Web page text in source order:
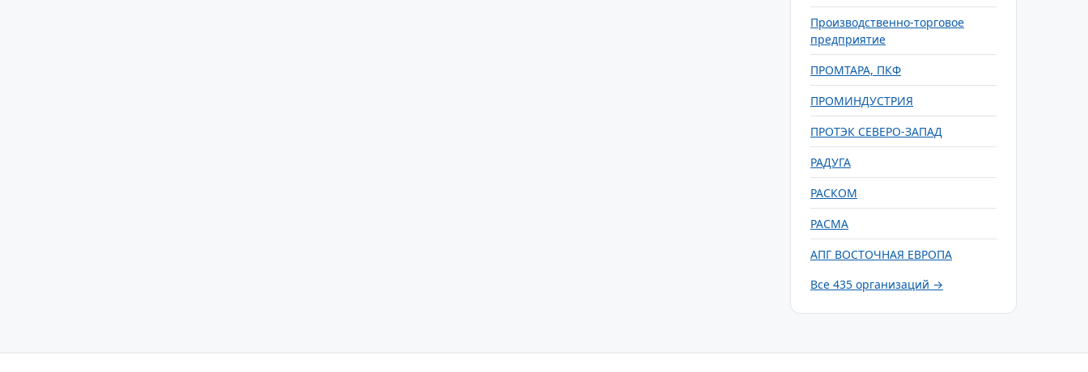
Производственно-торговое
предприятие
ПРОМТАРА, ПКФ
ПРОМИНДУСТРИЯ
ПРОТЭК СЕВЕРО-ЗАПАД
РАДУГА
РАСКОМ
РАСМА
АПГ ВОСТОЧНАЯ ЕВРОПА
Все 435 организаций →